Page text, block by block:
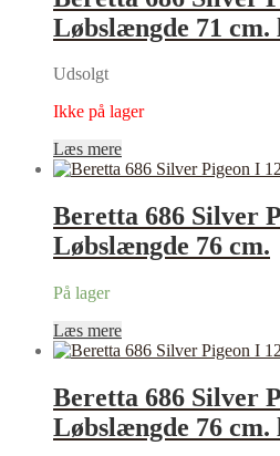
Løbslængde 71 cm.
Udsolgt
Ikke på lager
Læs mere
Beretta 686 Silver
Løbslængde 76 cm.
På lager
Læs mere
Beretta 686 Silver
Løbslængde 76 cm.